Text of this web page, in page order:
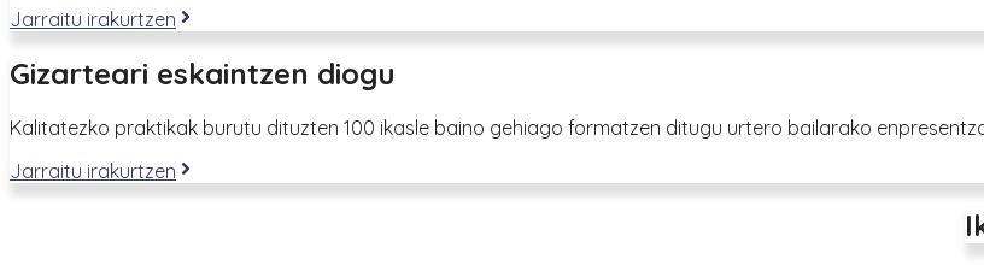
Jarraitu irakurtzen
Gizarteari eskaintzen diogu
Kalitatezko praktikak burutu dituzten 100 ikasle baino gehiago formatzen ditugu urtero bailarako
Jarraitu irakurtzen